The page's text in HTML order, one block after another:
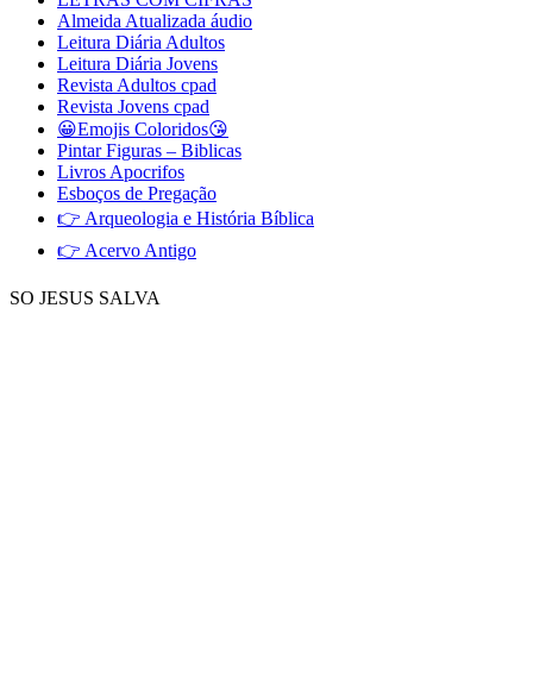
Almeida Atualizada áudio
Leitura Diária Adultos
Leitura Diária Jovens
Revista Adultos cpad
Revista Jovens cpad
😀Emojis Coloridos😘
Pintar Figuras – Biblicas
Livros Apocrifos
Esboços de Pregação
👉 Arqueologia e História Bíblica
👉 Acervo Antigo
SO JESUS SALVA